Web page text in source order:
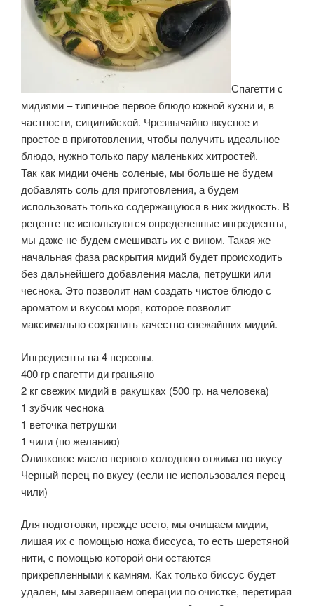
Спагетти с
мидиями – типичное первое блюдо южной кухни и, в
частности, сицилийской. Чрезвычайно вкусное и
простое в приготовлении, чтобы получить идеальное
блюдо, нужно только пару маленьких хитростей.
Так как мидии очень соленые, мы больше не будем
добавлять соль для приготовления, а будем
использовать только содержащуюся в них жидкость. В
рецепте не используются определенные ингредиенты,
мы даже не будем смешивать их с вином. Такая же
начальная фаза раскрытия мидий будет происходить
без дальнейшего добавления масла, петрушки или
чеснока. Это позволит нам создать чистое блюдо с
ароматом и вкусом моря, которое позволит
максимально сохранить качество свежайших мидий.
Ингредиенты на 4 персоны.
400 гр спагетти ди граньяно
2 кг свежих мидий в ракушках (500 гр. на человека)
1 зубчик чеснока
1 веточка петрушки
1 чили (по желанию)
Оливковое масло первого холодного отжима по вкусу
Черный перец по вкусу (если не использовался перец
чили)
Для подготовки, прежде всего, мы очищаем мидии,
лишая их с помощью ножа биссуса, то есть шерстяной
нити, с помощью которой они остаются
прикрепленными к камням. Как только биссус будет
удален, мы завершаем операции по очистке, перетирая